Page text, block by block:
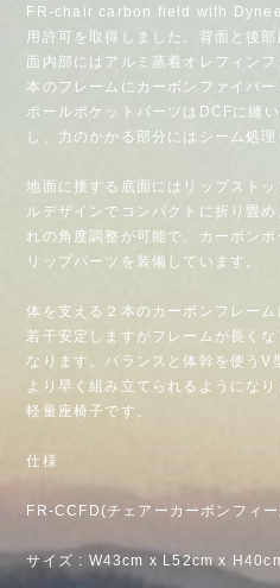
FR-chair carbon field with
用許可を取得しました。背面と後
面内部にはアルミ蒸着オレフィン
本のフレームにカーボンファイバー
ポールポケットパーツはDCFに縫
し、力のかかる部分にはシーム処理
地面に接する底面にはリップスト
ルデザインでコンパクトに折り畳
れの角度調整が可能で、カーボン
リップパーツを装備しています。
体を支える２本のカーボンフレー
若干安定しますがフレームが長く
なります。バランスと体幹を使うV
より早く組み立てられるようにな
軽量座椅子です。
仕様
FR-CCFD(チェアーカーボンフィ
サイズ : W43cm x L52cm x